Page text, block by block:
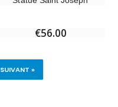
€56.00
SUIVANT »